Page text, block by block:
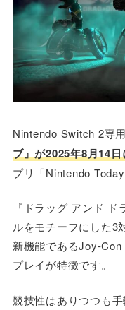
Nintendo Switch 2専
ブ』が2025年8月14
プリ「Nintendo
『ドラッグ アンド
ルをモチーフにした3
新機能であるJoy-
プレイが特徴です。
競技性はありつつも